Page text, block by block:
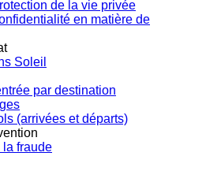
de la vie privée
en matière de
Soleil
par destination
(arrivées et départs)
la fraude